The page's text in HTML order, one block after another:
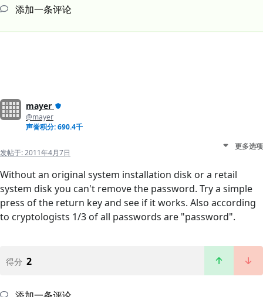
添加一条评论
mayer
@mayer
声誉积分: 690.4千
发帖于:2011年4月7日
更多选项
Without an original system installation disk or a retail
system disk you can't remove the password. Try a simple
press of the return key and see if it works. Also according
to cryptologists 1/3 of all passwords are "password".
得分 2